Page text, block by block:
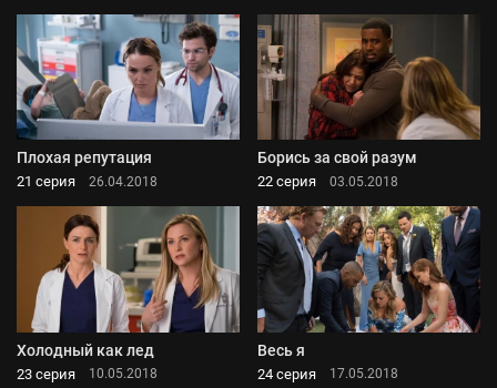
Плохая репутация
21 серия 26.04.2018
Борись за свой разум
22 серия 03.05.2018
Холодный как лед
23 серия 10.05.2018
Весь я
24 серия 17.05.2018